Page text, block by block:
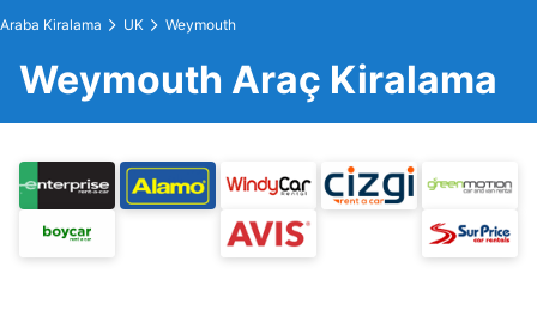
Araba Kiralama UK Weymouth
Weymouth Araç Kiralama